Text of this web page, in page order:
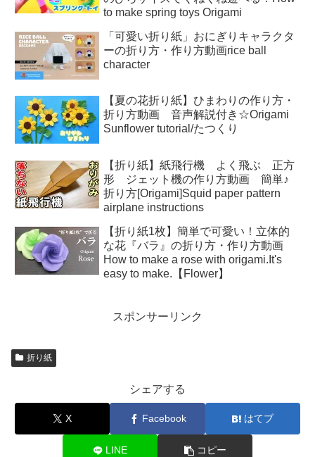
to make spring toys Origami
「可愛い折り紙」おにぎりキャラクタ
ーの折り方・作り方動画rice ball
character
【夏の花折り紙】ひまわりの作り方・
折り方動画 音声解説付き☆Origami
Sunflower tutorial/たつくり
【折り紙】紙飛行機 よく飛ぶ 正方
形 ジェット機の作り方動画 簡単♪
折り方[Origami]Squid paper pattern
airplane instructions
【折り紙1枚】簡単で可愛い！立体的
な花『バラ』の折り方・作り方動画
How to make a rose with origami.It's
easy to make.【Flower】
スポンサーリンク
折り紙
シェアする
X Facebook はてブ
LINE コピー